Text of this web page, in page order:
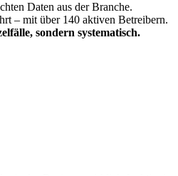
Daten aus der Branche.
– mit über 140 aktiven Betreibern.
sondern systematisch.